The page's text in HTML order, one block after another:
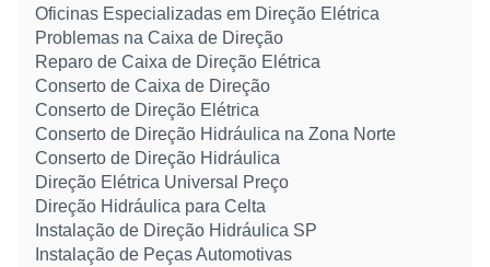
Oficinas Especializadas em Direção Elétrica
Problemas na Caixa de Direção
Reparo de Caixa de Direção Elétrica
Conserto de Caixa de Direção
Conserto de Direção Elétrica
Conserto de Direção Hidráulica na Zona Norte
Conserto de Direção Hidráulica
Direção Elétrica Universal Preço
Direção Hidráulica para Celta
Instalação de Direção Hidráulica SP
Instalação de Peças Automotivas